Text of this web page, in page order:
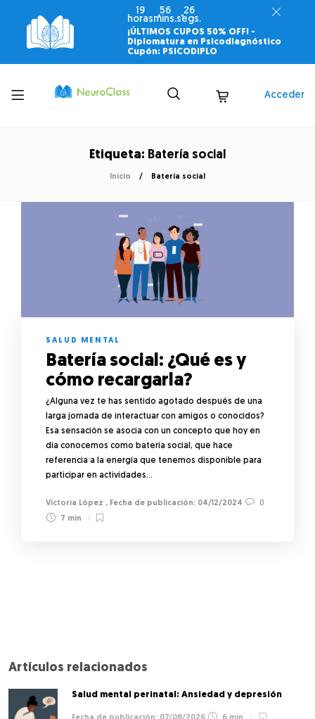
19
horas
56
mins.
26
segs.
¡ÚLTIMOS CUPOS 50% OFF! -
Diplomatura en Psicodiagnóstico
Cupón: PSICODIPLO
Toggle
menu
Acceder
Etiqueta: Batería social
Inicio Batería social
SALUD MENTAL
Batería social: ¿Qué es y
cómo recargarla?
¿Alguna vez te has sentido agotado después de una
larga jornada de interactuar con amigos o conocidos?
Esa sensación se asocia con un concepto que hoy en
día conocemos como batería social, que hace
referencia a la energía que tenemos disponible para
participar en actividades…
Victoria López , 04/12/2024
0
7 min
Artículos relacionados
Salud mental perinatal: Ansiedad y depresión